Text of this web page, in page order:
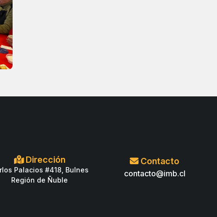
Dirección
Palacios #418, Bulnes
Región de Ñuble
Contacto
contacto@imb.cl